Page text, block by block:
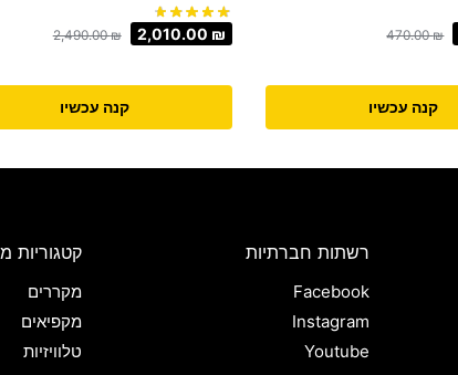
470.00₪
קנה עכשיו
2,490.00₪ 2,010.00 ₪
קנה עכשיו
רשתות חברתיות
Facebook
Instagram
Youtube
קטגוריות
מקררים
מקפיאים
טלוויזיות